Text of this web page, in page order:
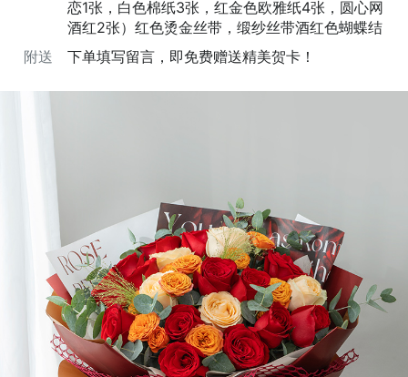
恋1张，白色棉纸3张，红金色欧雅纸4张，圆心网
酒红2张）红色烫金丝带，缎纱丝带酒红色蝴蝶结
附送
下单填写留言，即免费赠送精美贺卡！